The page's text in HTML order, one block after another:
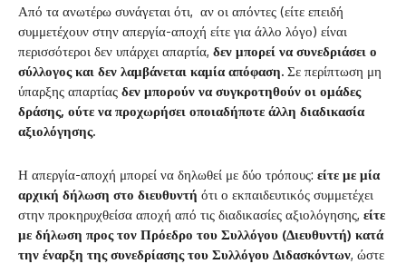
Από τα ανωτέρω συνάγεται ότι, αν οι απόντες (είτε επειδή
συμμετέχουν στην απεργία-αποχή είτε για άλλο λόγο) είναι
περισσότεροι δεν υπάρχει απαρτία, δεν μπορεί να συνεδριάσει ο
σύλλογος και δεν λαμβάνεται καμία απόφαση. Σε περίπτωση μη
ύπαρξης απαρτίας δεν μπορούν να συγκροτηθούν οι ομάδες
δράσης, ούτε να προχωρήσει οποιαδήποτε άλλη διαδικασία
αξιολόγησης.
Η απεργία-αποχή μπορεί να δηλωθεί με δύο τρόπους: είτε με μία
αρχική δήλωση στο διευθυντή ότι ο εκπαιδευτικός συμμετέχει
στην προκηρυχθείσα αποχή από τις διαδικασίες αξιολόγησης, είτε
με δήλωση προς τον Πρόεδρο του Συλλόγου (Διευθυντή) κατά
την έναρξη της συνεδρίασης του Συλλόγου Διδασκόντων, ώστε